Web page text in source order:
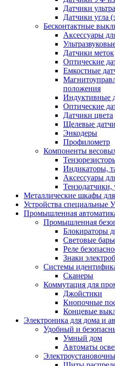
Датчики
Датчики угла
Бесконтактные
Аксессуары
Датчики меток
Оптические
Емкостные
положения
Индуктивные
Оптические
Датчики цвета
Щелевые
Энкодеры
Профилометр
Компоненты
Индикаторы,
Аксессуары
Тензодатчики,
Металлические шкафы
Устройства
Промышленная
Промышленная
Блокираторы
Световые
Реле
Знаки
Системы
Сканеры
Коммутация для
Джойстики
Кнопочные
Концевые
Электроника для дома и
Удобный и
Умный дом
Автоматы